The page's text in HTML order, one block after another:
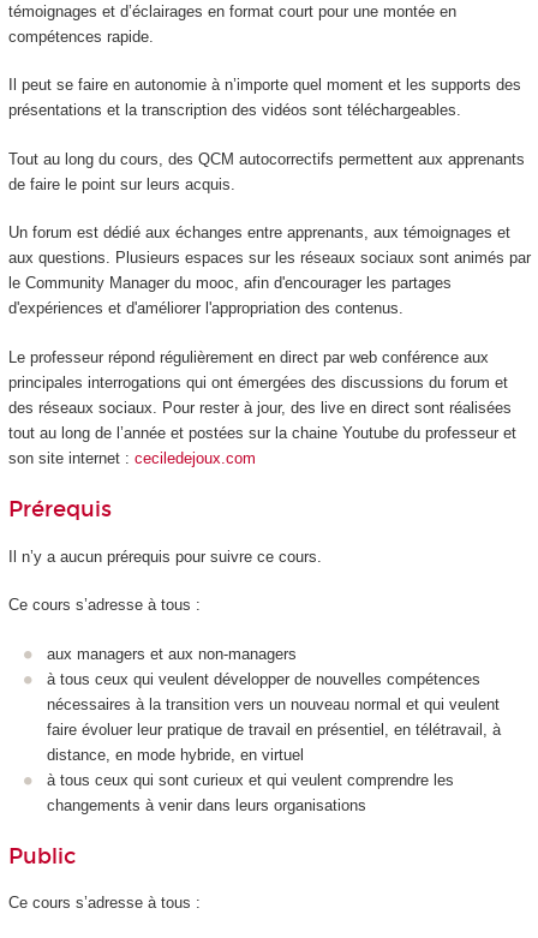
témoignages et d’éclairages en format court pour une montée en
compétences rapide.
Il peut se faire en autonomie à n’importe quel moment et les supports des
présentations et la transcription des vidéos sont téléchargeables.
Tout au long du cours, des QCM autocorrectifs permettent aux apprenants
de faire le point sur leurs acquis.
Un forum est dédié aux échanges entre apprenants, aux témoignages et
aux questions. Plusieurs espaces sur les réseaux sociaux sont animés par
le Community Manager du mooc, afin d'encourager les partages
d'expériences et d'améliorer l'appropriation des contenus.
Le professeur répond régulièrement en direct par web conférence aux
principales interrogations qui ont émergées des discussions du forum et
des réseaux sociaux. Pour rester à jour, des live en direct sont réalisées
tout au long de l’année et postées sur la chaine Youtube du professeur et
son site internet : ceciledejoux.com
Prérequis
Il n’y a aucun prérequis pour suivre ce cours.
Ce cours s’adresse à tous :
aux managers et aux non-managers
à tous ceux qui veulent développer de nouvelles compétences
nécessaires à la transition vers un nouveau normal et qui veulent
faire évoluer leur pratique de travail en présentiel, en télétravail, à
distance, en mode hybride, en virtuel
à tous ceux qui sont curieux et qui veulent comprendre les
changements à venir dans leurs organisations
Public
Ce cours s’adresse à tous :